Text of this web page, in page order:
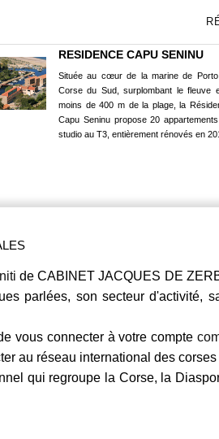
RESIDENCE CAPU SENINU
Située au cœur de la marine de
Corse du Sud, surplombant le fleuve
moins de 400 m de la plage, la
Capu Seninu propose 20
studio au T3, entièrement rénovés en
de CABINET JACQUES DE
parlées, son secteur d'activité,
vous connecter à votre compte
au réseau international des
qui regroupe la Corse, la